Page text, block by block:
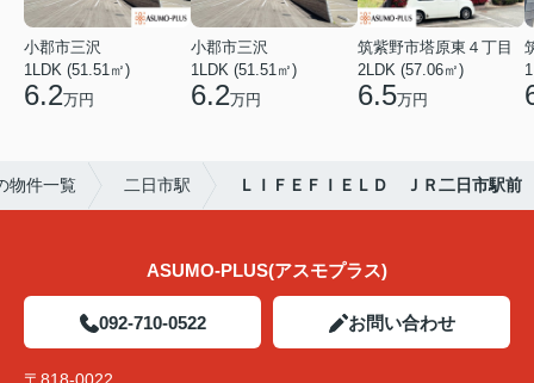
小郡市三沢
1LDK (51.51㎡)
6.2万円
小郡市三沢
1LDK (51.51㎡)
6.2万円
筑紫野市塔原東４丁目
2LDK (57.06㎡)
6.5万円
物件一覧 二日市駅 ＬＩＦＥＦＩＥＬＤ ＪＲ二日市駅前
ASUMO-PLUS(アスモプラス)
092-710-0522 お問い合わせ
〒818-0022